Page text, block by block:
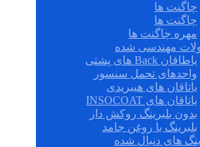
چاگنت ها
چاگنت ها
مهره چاگنت ها
مهندسی شده
یاطاقان Back های پشتی
واحدهای تحمل سنسور
یاتاقان های هیبریدی
یاتاقان های INSOCOAT
بدون بلبرینگ روکش دار
بلبرینگ با روغن جامد
های دنبال شده